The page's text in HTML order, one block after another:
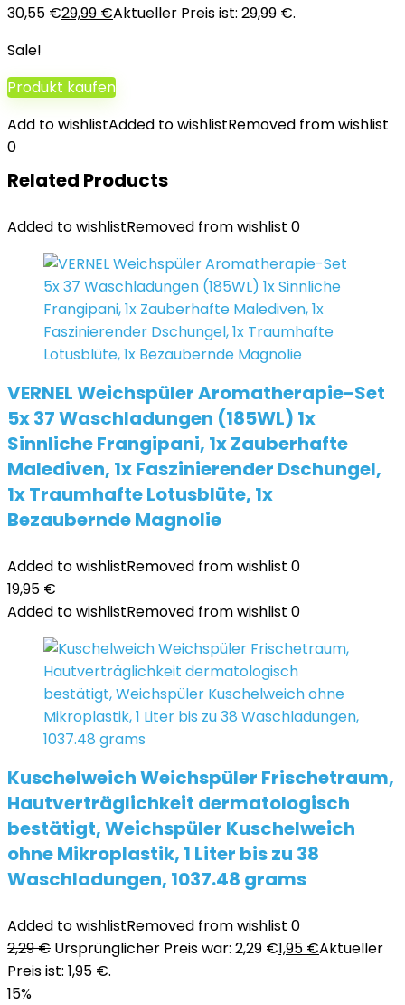
30,55 €29,99 €Aktueller Preis ist: 29,99 €.
Sale!
Produkt kaufen
Add to wishlistAdded to wishlistRemoved from wishlist
0
Related Products
Added to wishlistRemoved from wishlist 0
VERNEL Weichspüler Aromatherapie-Set
5x 37 Waschladungen (185WL) 1x
Sinnliche Frangipani, 1x Zauberhafte
Malediven, 1x Faszinierender Dschungel,
1x Traumhafte Lotusblüte, 1x
Bezaubernde Magnolie
Added to wishlistRemoved from wishlist 0
19,95 €
Added to wishlistRemoved from wishlist 0
Kuschelweich Weichspüler Frischetraum,
Hautverträglichkeit dermatologisch
bestätigt, Weichspüler Kuschelweich
ohne Mikroplastik, 1 Liter bis zu 38
Waschladungen, 1037.48 grams
Added to wishlistRemoved from wishlist 0
2,29€ Ursprünglicher Preis war: 2,29 €1,95 €Aktueller
Preis ist: 1,95 €.
15%